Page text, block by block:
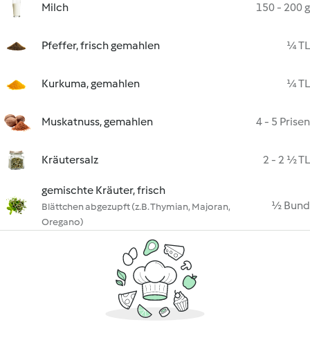
Milch
150 - 200 g
Pfeffer, frisch gemahlen ¼ TL
Kurkuma, gemahlen ¼ TL
Muskatnuss, gemahlen 4 - 5 Prisen
Kräutersalz 2 - 2 ½ TL
gemischte Kräuter, frisch
Blättchen abgezupft (z.B. Thymian, Majoran,
Oregano)
½ Bund